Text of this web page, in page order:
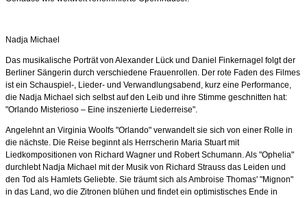
Nadja Michael
Das musikalische Porträt von Alexander Lück und Daniel Finkernagel folgt der
Berliner Sängerin durch verschiedene Frauenrollen. Der rote Faden des Filmes
ist ein Schauspiel-, Lieder- und Verwandlungsabend, kurz eine Performance,
die Nadja Michael sich selbst auf den Leib und ihre Stimme geschnitten hat:
"Orlando Misterioso – Eine inszenierte Liederreise".
Angelehnt an Virginia Woolfs "Orlando" verwandelt sie sich von einer Rolle in
die nächste. Die Reise beginnt als Herrscherin Maria Stuart mit
Liedkompositionen von Richard Wagner und Robert Schumann. Als "Ophelia"
durchlebt Nadja Michael mit der Musik von Richard Strauss das Leiden und
den Tod als Hamlets Geliebte. Sie träumt sich als Ambroise Thomas' "Mignon"
in das Land, wo die Zitronen blühen und findet ein optimistisches Ende in